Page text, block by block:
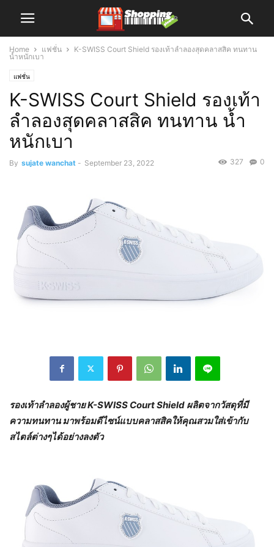
Home แฟชั่น
K-SWISS Court Shield รองเท้าลำลองสุดคลาสสิค ทนทาน
น้ำหนักเบา
แฟชั่น
K-SWISS Court Shield รองเท้า
ลำลองสุดคลาสสิค ทนทาน น้ำ
หนักเบา
By sujate wanchat - September 23, 2022 0
327
รองเท้าลำลองผู้ชายK-SWISS Court Shield ผลิตจากวัสดุที่มี
ความทนทาน มาพร้อมดีไซน์แบบคลาสสิคให้คุณสวมใส่เข้ากับ
สไตล์ต่างๆได้อย่างลงตัว